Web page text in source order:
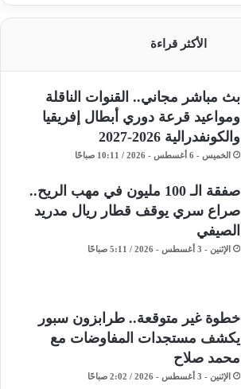
الأكثر قراءة
بث مباشر مجاني.. القنوات الناقلة
ومواعيد قرعة دوري أبطال إفريقيا
والكونفدرالية 2026-2027
الخميس - 6 أغسطس - 2026 / 10:11 صباحًا
صفقة الـ 100 مليون في مهب الريح..
صراع سري يوقف قطار ريال مدريد
الصيفي
الإثنين - 3 أغسطس - 2026 / 5:11 صباحًا
خطوة غير متوقعة.. طرابزون سبور
يكشف مستجدات المفاوضات مع
محمد صلاح
الإثنين - 3 أغسطس - 2026 / 2:02 صباحًا